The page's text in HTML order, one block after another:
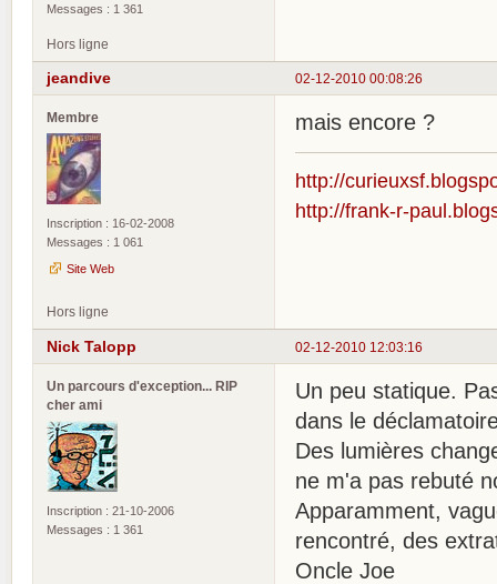
Messages : 1 361
Hors ligne
02-12-2010 00:08:26
jeandive
Membre
Inscription : 16-02-2008
Messages : 1 061
Site Web
mais encore ?
http://
http://frank-r-
Hors ligne
02-12-2010 12:03:16
Nick Talopp
Un parcours d'exception... RIP
cher ami
Inscription : 21-10-2006
Messages : 1 361
Un peu statique.
dans le
Des lumières
ne m'a pas rebuté
Apparamment,
rencontré, des
Oncle Joe